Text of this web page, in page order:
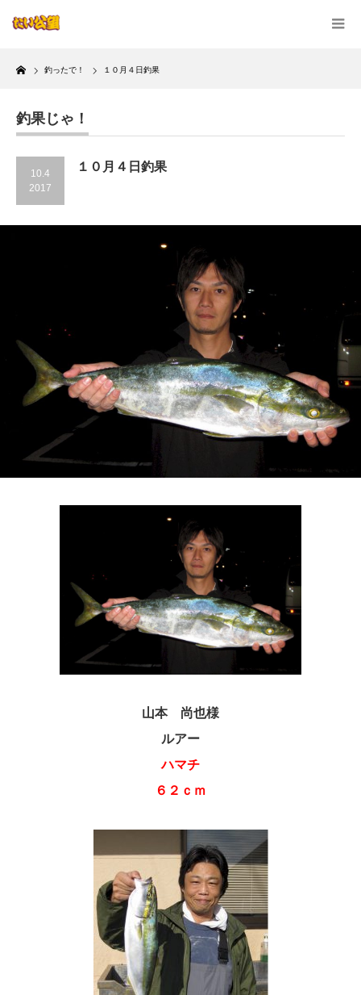
Home
釣ったで！ １０月４日釣果
釣果じゃ！
10.4
2017
１０月４日釣果
山本 尚也様
ルアー
ハマチ
６２ｃｍ